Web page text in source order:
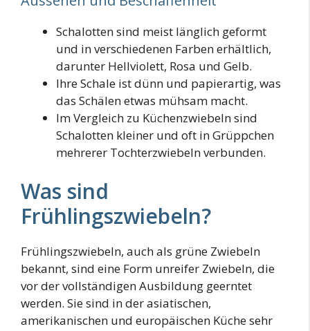
Schalotten sind meist länglich geformt
und in verschiedenen Farben erhältlich,
darunter Hellviolett, Rosa und Gelb.
Ihre Schale ist dünn und papierartig, was
das Schälen etwas mühsam macht.
Im Vergleich zu Küchenzwiebeln sind
Schalotten kleiner und oft in Grüppchen
mehrerer Tochterzwiebeln verbunden.
Was sind
Frühlingszwiebeln?
Frühlingszwiebeln, auch als grüne Zwiebeln
bekannt, sind eine Form unreifer Zwiebeln, die
vor der vollständigen Ausbildung geerntet
werden. Sie sind in der asiatischen,
amerikanischen und europäischen Küche sehr